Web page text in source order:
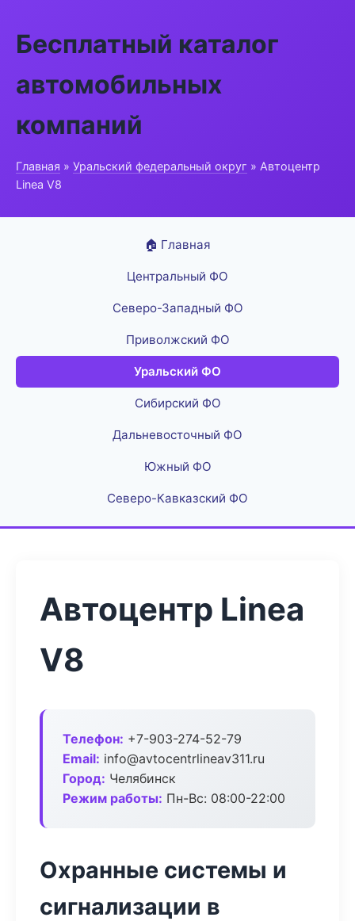
Бесплатный каталог
автомобильных
компаний
Главная » Уральский федеральный округ » Автоцентр
Linea V8
🏠 Главная
Центральный ФО
Северо-Западный ФО
Приволжский ФО
Уральский ФО
Сибирский ФО
Дальневосточный ФО
Южный ФО
Северо-Кавказский ФО
Автоцентр Linea
V8
Телефон: +7-903-274-52-79
Email: info@avtocentrlineav311.ru
Город: Челябинск
Режим работы: Пн-Вс: 08:00-22:00
Охранные системы и
сигнализации в